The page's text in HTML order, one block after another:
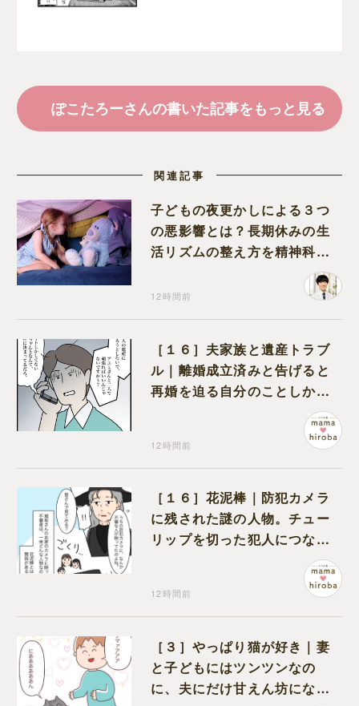
ぽこたろーさんの書いた記事をもっと見る
関連記事
子どもの夜更かしによる３つ
の悪影響とは？長期休みの生
活リズムの整え方を精神科医
12時間前
［１６］夫家族と遺産トラブ
ル｜離婚成立済みと告げると
再婚を迫る自分のことしか考
12時間前
［１６］花泥棒｜防犯カメラ
に残された謎の人物。チュー
リップを切った犯人につなが
る証拠になるのか期待する
12時間前
［３］やっぱり猫が好き｜妻
と子どもにはツンツンなの
に、夫にだけ甘えん坊になる